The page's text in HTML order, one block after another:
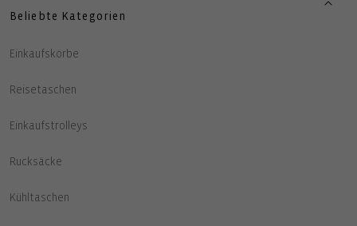
Beliebte Kategorien
Einkaufskörbe
Reisetaschen
Einkaufstrolleys
Rucksäcke
Kühltaschen